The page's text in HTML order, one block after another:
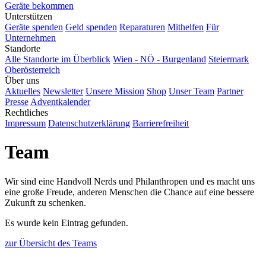
Geräte bekommen
Unterstützen
Geräte spenden Geld spenden Reparaturen Mithelfen Für
Unternehmen
Standorte
Alle Standorte im Überblick Wien - NÖ - Burgenland Steiermark
Oberösterreich
Über uns
Aktuelles Newsletter Unsere Mission Shop Unser Team Partner
Presse Adventkalender
Rechtliches
Impressum Datenschutzerklärung Barrierefreiheit
Team
Wir sind eine Handvoll Nerds und Philanthropen und es macht uns
eine große Freude, anderen Menschen die Chance auf eine bessere
Zukunft zu schenken.
Es wurde kein Eintrag gefunden.
zur Übersicht des Teams